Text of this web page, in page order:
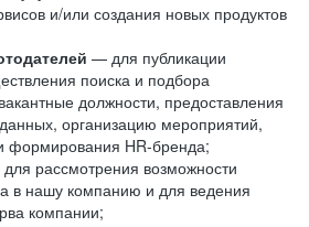
и/или создания новых продуктов
— для публикации
поиска и подбора
должности, предоставления
организацию мероприятий,
формирования HR-бренда;
рассмотрения возможности
в нашу компанию и для ведения
компании;